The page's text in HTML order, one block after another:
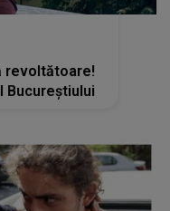
revoltătoare!
Bucureștiului